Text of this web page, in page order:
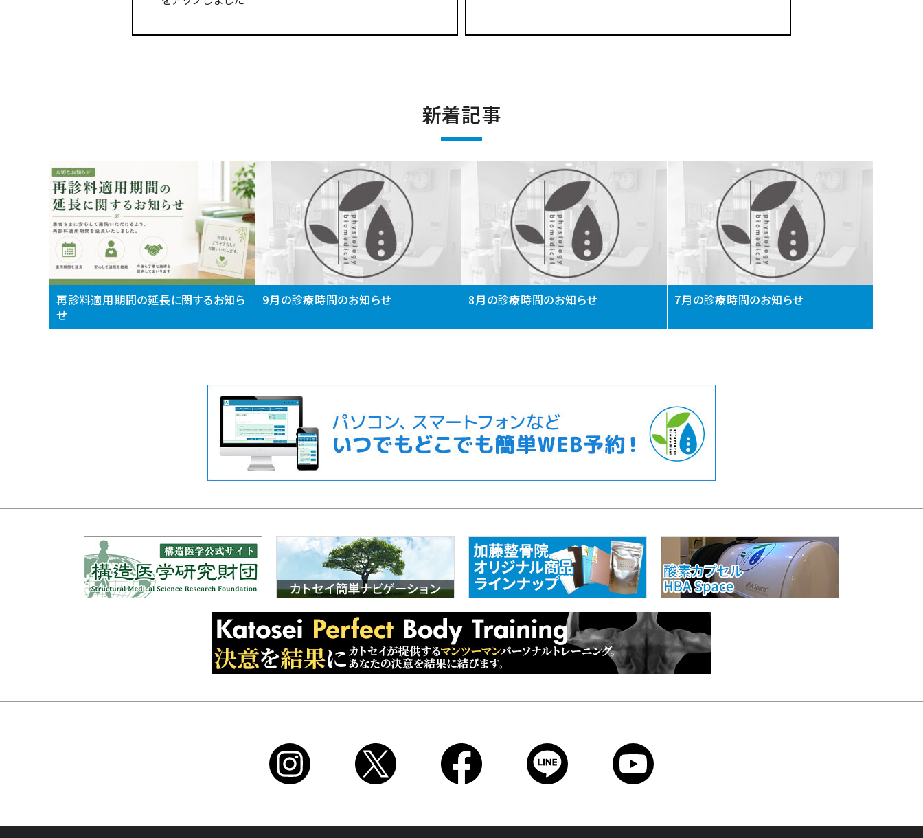
新着記事
再診料適用期間の延長に関するお知ら
せ
9月の診療時間のお知らせ 8月の診療時間のお知らせ 7月の診療時間のお知らせ